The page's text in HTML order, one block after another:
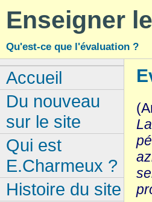
Enseigner
Qu'est-ce que l'évaluation ?
Accueil
Du nouveau
sur le site
Qui est
E.Charmeux ?
Histoire du site